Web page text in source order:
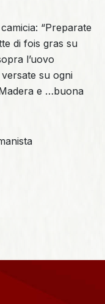
“Preparate
di fois gras su
l’uovo
su ogni
e …buona